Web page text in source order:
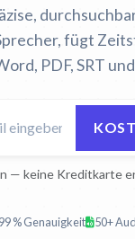
fügt
PDF, SRT
— keine Kreditkarte
99 % Genauigkeit 50+